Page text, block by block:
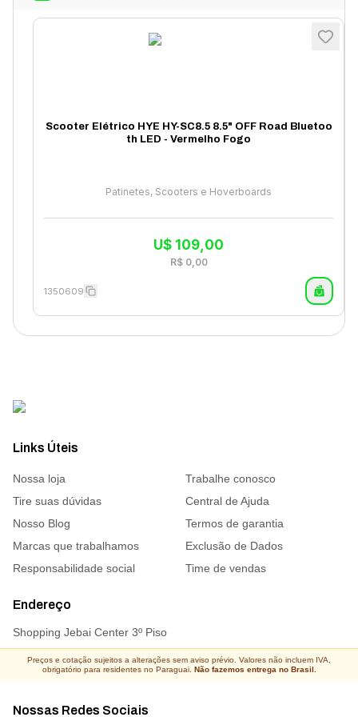
Scooter Elétrico HYE HY-SC8.5 8.5" OFF Road Bluetoo
th LED - Vermelho Fogo
Patinetes, Scooters e Hoverboards
U$ 109,00
R$ 0,00
1350609
Links Úteis
Nossa loja
Trabalhe conosco
Tire suas dúvidas
Central de Ajuda
Nosso Blog
Termos de garantia
Marcas que trabalhamos
Exclusão de Dados
Responsabilidade social
Time de vendas
Endereço
Shopping Jebai Center 3º Piso
Nossas Redes Sociais
Preços e cotação sujeitos a alterações sem aviso prévio. Valores não incluem IVA,
obrigatório para residentes no Paraguai. Não fazemos entrega no Brasil.